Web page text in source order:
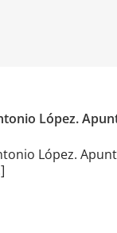
López.
López.